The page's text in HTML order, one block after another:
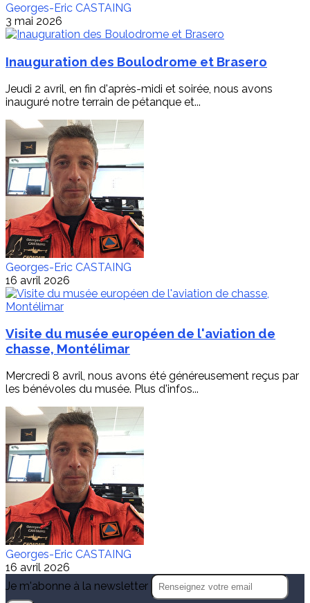
Georges-Eric CASTAING
3 mai 2026
Inauguration des Boulodrome et Brasero
Jeudi 2 avril, en fin d'après-midi et soirée, nous avons
inauguré notre terrain de pétanque et...
Georges-Eric CASTAING
16 avril 2026
Visite du musée européen de l'aviation de
chasse, Montélimar
Mercredi 8 avril, nous avons été généreusement reçus par
les bénévoles du musée. Plus d'infos...
Georges-Eric CASTAING
16 avril 2026
Je m'abonne à la newsletter